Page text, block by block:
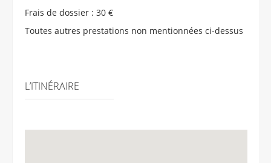
Frais de dossier : 30 €
Toutes autres prestations non mentionnées ci-dessus
L’ITINÉRAIRE